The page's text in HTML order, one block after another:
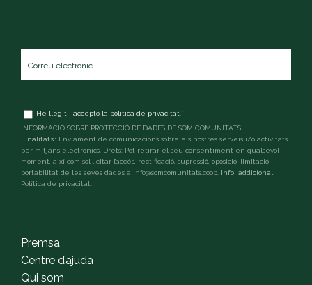
electrònic *
TermsHe llegit i accepto la política de privacitat *
INFORMACIÓ SOBRE PROTECCIÓ DE DADES DE SOM COMUNITATS
Finalitats: Enviament de comunicacions sobre els nostres serveis i/o activitats
per mitjans electrònics. Drets: Pot retirar el seu consentiment en qualsevol
moment, així com sol·licitar l’accés, rectificació, supressió, oposició, limitació i
portabilitat de les seves dades a info@somcomunitats.coop. Info. addicional:
Política de privacitat
Premsa
Centre d’ajuda
Qui som